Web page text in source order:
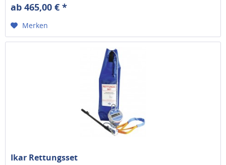
ab 465,00 € *
Merken
Ikar Rettungsset